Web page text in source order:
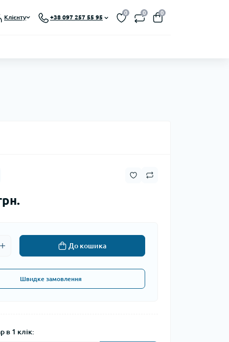
Клієнту +38 097 257 55 95
0 0 0
До кошика
Швидке замовлення
в 1 клік: